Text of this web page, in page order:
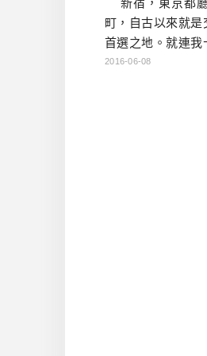
町，自古以來就
首選之地。就連我
擇這個區域來當落
2016-06-08